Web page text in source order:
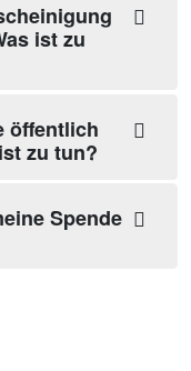
ist zu
öffentlich
zu tun?
Spende